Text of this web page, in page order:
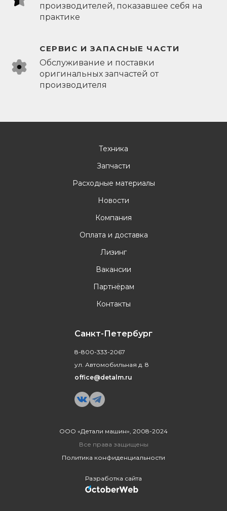
производителей, показавшее себя на
практике
СЕРВИС И ЗАПАСНЫЕ ЧАСТИ
Обслуживание и поставки
оригинальных запчастей от
производителя
ООО «Детали машин», 2008-2024
Все права защищены
Политика конфиденциальности
Разработка сайта
Техника
Запчасти
Расходные материалы
Новости
Компания
Оплата и доставка
Лизинг
Вакансии
Партнёрам
Контакты
Санкт-Петербург
8-800-333-2067
ул. Автомобильная д. 8
office@detalm.ru